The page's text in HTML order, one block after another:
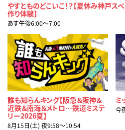
やすとものどこいこ！？【夏休み神戸ス
作り体験】
あす午後6:00〜7:00
誰も知らんキング【阪急＆阪神＆
近鉄＆南海＆メトロ…鉄道ミステ
リー2026夏】
8月15日(土) 夜9:58〜10:54
ミ
今